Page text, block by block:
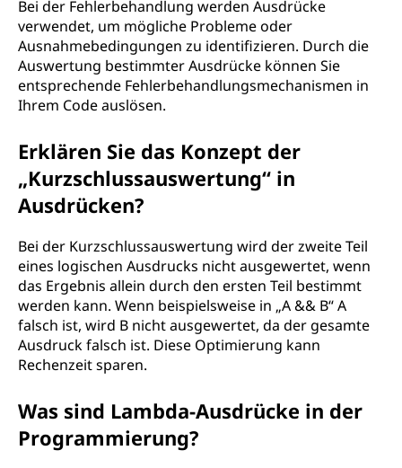
Bei der Fehlerbehandlung werden Ausdrücke
verwendet, um mögliche Probleme oder
Ausnahmebedingungen zu identifizieren. Durch die
Auswertung bestimmter Ausdrücke können Sie
entsprechende Fehlerbehandlungsmechanismen in
Ihrem Code auslösen.
Erklären Sie das Konzept der
„Kurzschlussauswertung“ in
Ausdrücken?
Bei der Kurzschlussauswertung wird der zweite Teil
eines logischen Ausdrucks nicht ausgewertet, wenn
das Ergebnis allein durch den ersten Teil bestimmt
werden kann. Wenn beispielsweise in „A && B“ A
falsch ist, wird B nicht ausgewertet, da der gesamte
Ausdruck falsch ist. Diese Optimierung kann
Rechenzeit sparen.
Was sind Lambda-Ausdrücke in der
Programmierung?